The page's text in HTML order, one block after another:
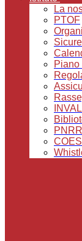
La
PTOF
PNRR